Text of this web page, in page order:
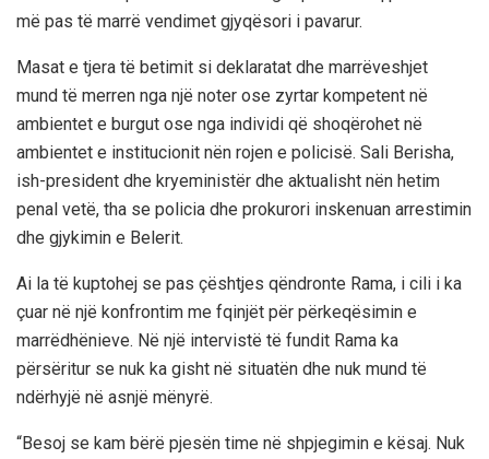
më pas të marrë vendimet gjyqësori i pavarur.
Masat e tjera të betimit si deklaratat dhe marrëveshjet
mund të merren nga një noter ose zyrtar kompetent në
ambientet e burgut ose nga individi që shoqërohet në
ambientet e institucionit nën rojen e policisë. Sali Berisha,
ish-president dhe kryeministër dhe aktualisht nën hetim
penal vetë, tha se policia dhe prokurori inskenuan arrestimin
dhe gjykimin e Belerit.
Ai la të kuptohej se pas çështjes qëndronte Rama, i cili i ka
çuar në një konfrontim me fqinjët për përkeqësimin e
marrëdhënieve. Në një intervistë të fundit Rama ka
përsëritur se nuk ka gisht në situatën dhe nuk mund të
ndërhyjë në asnjë mënyrë.
“Besoj se kam bërë pjesën time në shpjegimin e kësaj. Nuk